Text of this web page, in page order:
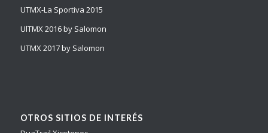
UTMX-La Sportiva 2015
UlTMX 2016 by Salomon
UTMX 2017 by Salomon
OTROS SITIOS DE INTERÉS